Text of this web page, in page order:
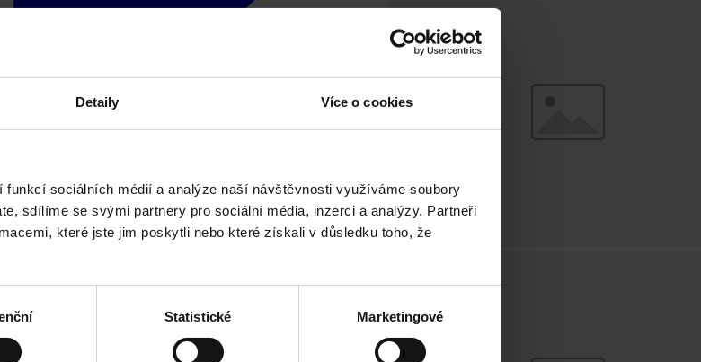
Detaily Více o cookies
funkcí sociálních médií a analýze naší návštěvnosti využíváme soubory
sdílíme se svými partnery pro sociální média, inzerci a analýzy. Partneři
které jste jim poskytli nebo které získali v důsledku toho, že
Statistické Marketingové